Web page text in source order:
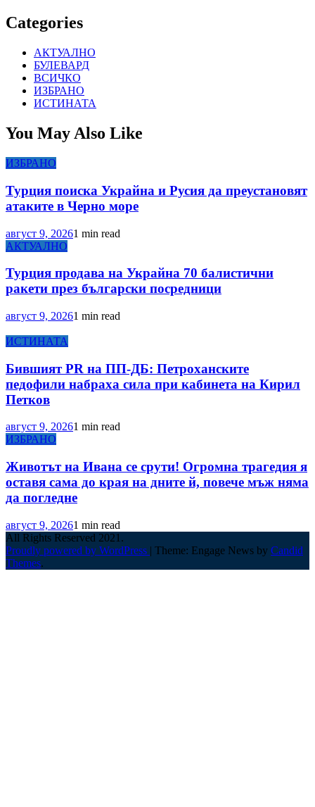
Categories
АКТУАЛНО
БУЛЕВАРД
ВСИЧКО
ИЗБРАНО
ИСТИНАТА
You May Also Like
ИЗБРАНО
Турция поиска Украйна и Русия да преустановят
атаките в Черно море
август 9, 20261 min read
АКТУАЛНО
Турция продава на Украйна 70 балистични
ракети през български посредници
август 9, 20261 min read
ИСТИНАТА
Бившият PR на ПП-ДБ: Петроханските
педофили набраха сила при кабинета на Кирил
Петков
август 9, 20261 min read
ИЗБРАНО
Животът на Ивана се срути! Огромна трагедия я
оставя сама до края на дните й, повече мъж няма
да погледне
август 9, 20261 min read
All Rights Reserved 2021.
Proudly powered by WordPress | Theme: Engage News by Candid
Themes.